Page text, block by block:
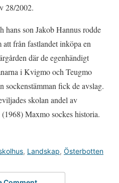
28/2002.
hans son Jakob Hannus rodde
från fastlandet inköpa en
där de egenhändigt
i Kvigmo och Teugmo
sockenstämman fick de avslag.
skolan andel av
Maxmo sockes historia.
, Landskap, Österbotten